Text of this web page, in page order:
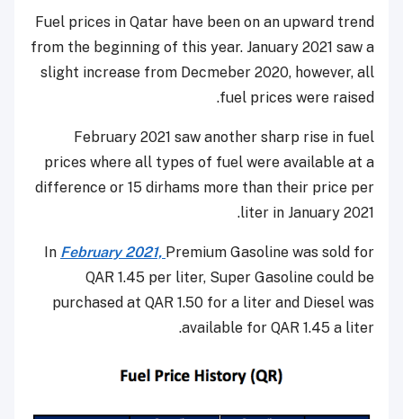
Fuel prices in Qatar have been on an upward trend
from the beginning of this year. January 2021 saw a
slight increase from Decmeber 2020, however, all
fuel prices were raised.
February 2021 saw another sharp rise in fuel
prices where all types of fuel were available at a
difference or 15 dirhams more than their price per
liter in January 2021.
In February 2021, Premium Gasoline was sold for
QAR 1.45 per liter, Super Gasoline could be
purchased at QAR 1.50 for a liter and Diesel was
available for QAR 1.45 a liter.